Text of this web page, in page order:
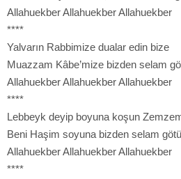
Allahuekber Allahuekber Allahuekber
****
Yalvarın Rabbimize dualar edin bize
Muazzam Kâbe’mize bizden selam
Allahuekber Allahuekber Allahuekber
****
Lebbeyk deyip boyuna koşun
Beni Haşim soyuna bizden selam
Allahuekber Allahuekber Allahuekber
****